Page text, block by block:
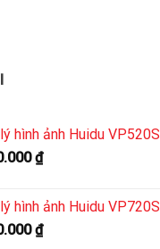
hình ảnh Huidu VP520S
₫
hình ảnh Huidu VP720S
₫